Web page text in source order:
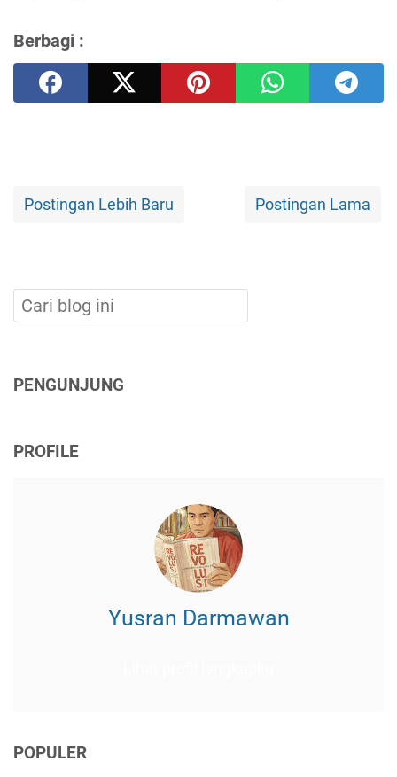
Berbagi :
Postingan Lebih Baru Postingan Lama
PENGUNJUNG
PROFILE
Yusran Darmawan
POPULER